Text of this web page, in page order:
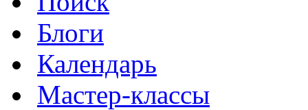
Блоги
Календарь
Мастер-классы